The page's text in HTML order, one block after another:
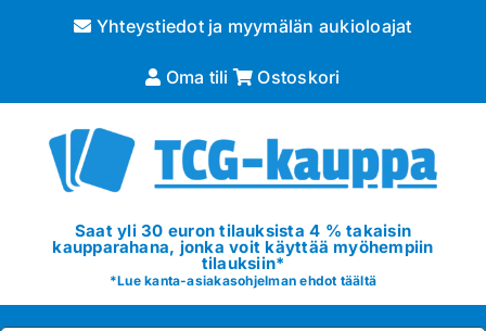
Yhteystiedot ja myymälän aukioloajat
Oma tili Ostoskori
Saat yli 30 euron tilauksista 4 % takaisin
kaupparahana, jonka voit käyttää myöhempiin
tilauksiin*
*Lue kanta-asiakasohjelman ehdot täältä